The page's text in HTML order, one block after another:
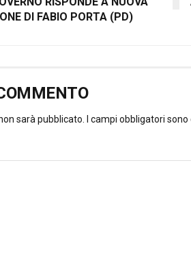
DI FABIO PORTA (PD)
sarà pubblicato. I campi obbligatori